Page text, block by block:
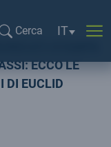
Cerca
IT
ECCO LE
DI EUCLID